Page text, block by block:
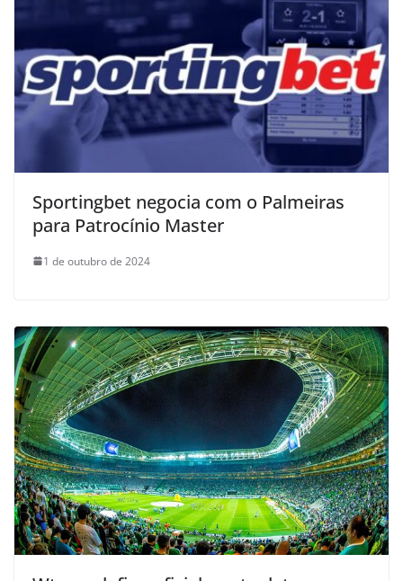
Sportingbet negocia com o Palmeiras
para Patrocínio Master
1 de outubro de 2024